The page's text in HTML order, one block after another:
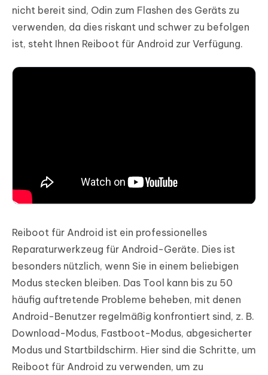
nicht bereit sind, Odin zum Flashen des Geräts zu
verwenden, da dies riskant und schwer zu befolgen
ist, steht Ihnen Reiboot für Android zur Verfügung.
Reiboot für Android ist ein professionelles
Reparaturwerkzeug für Android-Geräte. Dies ist
besonders nützlich, wenn Sie in einem beliebigen
Modus stecken bleiben. Das Tool kann bis zu 50
häufig auftretende Probleme beheben, mit denen
Android-Benutzer regelmäßig konfrontiert sind, z. B.
Download-Modus, Fastboot-Modus, abgesicherter
Modus und Startbildschirm. Hier sind die Schritte, um
Reiboot für Android zu verwenden, um zu